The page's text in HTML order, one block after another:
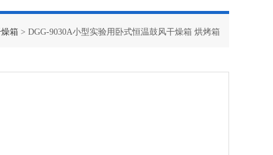
箱 > DGG-9030A小型实验用卧式恒温鼓风干燥箱 烘烤箱